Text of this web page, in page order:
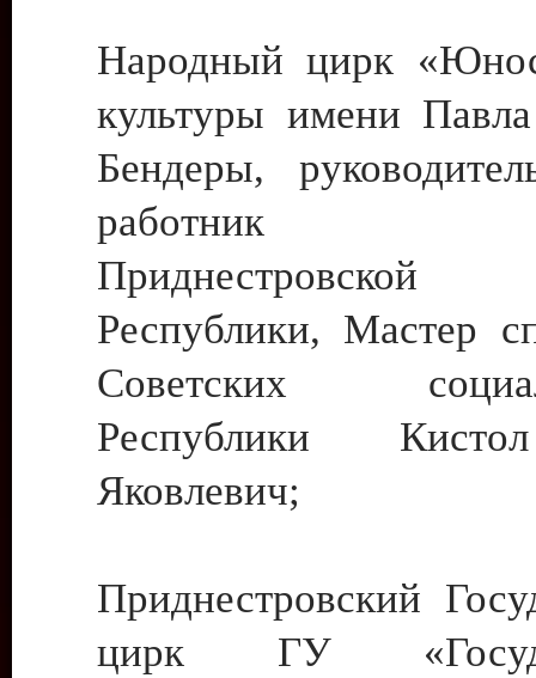
Народный цирк
культуры имени
Бендеры,
работник
Приднестровской
Республики, Мастер
Советских
Республики
Яковлевич;
Приднестровский
цирк ГУ